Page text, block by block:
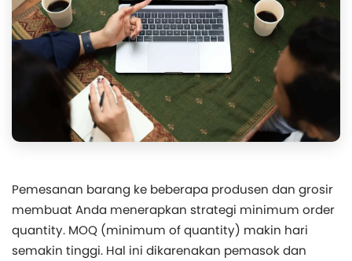
Pemesanan barang ke beberapa produsen dan grosir
membuat Anda menerapkan strategi minimum order
quantity. MOQ (minimum of quantity) makin hari
semakin tinggi. Hal ini dikarenakan pemasok dan